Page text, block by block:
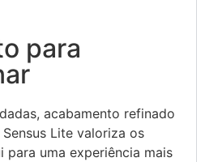
para
acabamento refinado
Lite valoriza os
para uma experiência mais